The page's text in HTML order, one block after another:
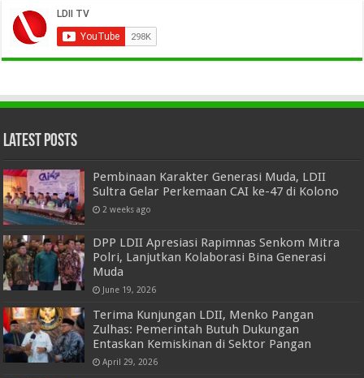
Latest Posts
Pembinaan Karakter Generasi Muda, LDII
Sultra Gelar Perkemaan CAI ke-47 di Kolono
2 weeks ago
DPP LDII Apresiasi Rapimnas Senkom Mitra
Polri, Lanjutkan Kolaborasi Bina Generasi
Muda
June 19, 2026
Terima Kunjungan LDII, Menko Pangan
Zulhas: Pemerintah Butuh Dukungan
Entaskan Kemiskinan di Sektor Pangan
April 29, 2026